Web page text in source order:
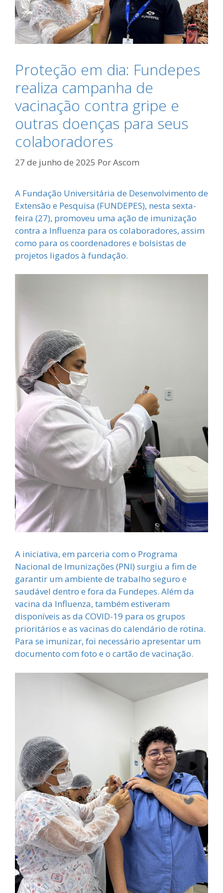
Proteção em dia: Fundepes
realiza campanha de
vacinação contra gripe e
outras doenças para seus
colaboradores
27 de junho de 2025 PorAscom
A Fundação Universitária de Desenvolvimento de
Extensão e Pesquisa (FUNDEPES), nesta sexta-
feira (27), promoveu uma ação de imunização
contra a Influenza para os colaboradores, assim
como para os coordenadores e bolsistas de
projetos ligados à fundação.
A iniciativa, em parceria com o Programa
Nacional de Imunizações (PNI) surgiu a fim de
garantir um ambiente de trabalho seguro e
saudável dentro e fora da Fundepes. Além da
vacina da Influenza, também estiveram
disponíveis as da COVID-19 para os grupos
prioritários e as vacinas do calendário de rotina.
Para se imunizar, foi necessário apresentar um
documento com foto e o cartão de vacinação.